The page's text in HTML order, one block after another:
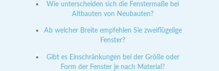
Wie unterscheiden sich die Fenstermaße bei
Altbauten von Neubauten?
Ab welcher Breite empfehlen Sie zweiflügelige
Fenster?
Gibt es Einschränkungen bei der Größe oder
Form der Fenster je nach Material?